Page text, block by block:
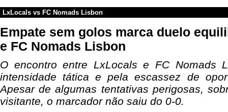
LxLocals vs FC Nomads Lisbon
Empate sem golos marca duelo
e FC Nomads Lisbon
O encontro entre LxLocals e FC Nomads
intensidade tática e pela escassez de
Apesar de algumas tentativas perigosas,
visitante, o marcador não saiu do 0-0.